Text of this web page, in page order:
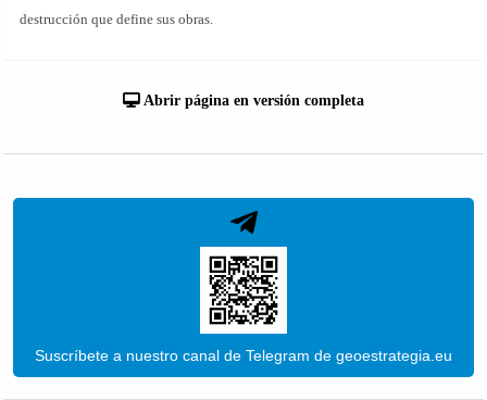
destrucción que define sus obras.
Abrir página en versión completa
Suscríbete a nuestro canal de Telegram de geoestrategia.eu